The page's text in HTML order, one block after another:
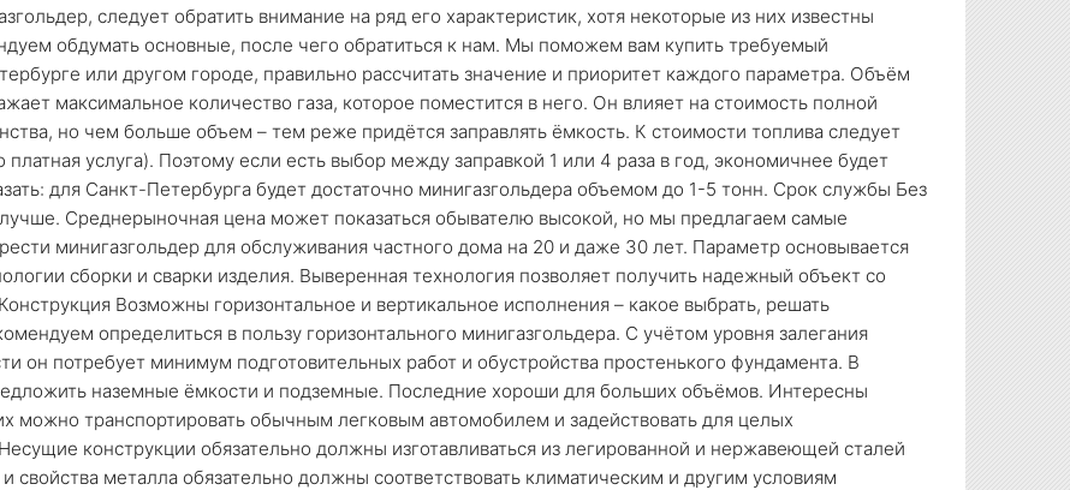
следует обратить внимание на ряд его характеристик, хотя некоторые из них известны
обдумать основные, после чего обратиться к нам. Мы поможем вам купить требуемый
или другом городе, правильно рассчитать значение и приоритет каждого параметра. Объём
максимальное количество газа, которое поместится в него. Он влияет на стоимость полной
но чем больше объем – тем реже придётся заправлять ёмкость. К стоимости топлива следует
услуга). Поэтому если есть выбор между заправкой 1 или 4 раза в год, экономичнее будет
для Санкт-Петербурга будет достаточно минигазгольдера объемом до 1-5 тонн. Срок службы Без
Среднерыночная цена может показаться обывателю высокой, но мы предлагаем самые
минигазгольдер для обслуживания частного дома на 20 и даже 30 лет. Параметр основывается
сборки и сварки изделия. Выверенная технология позволяет получить надежный объект со
Возможны горизонтальное и вертикальное исполнения – какое выбрать, решать
определиться в пользу горизонтального минигазгольдера. С учётом уровня залегания
он потребует минимум подготовительных работ и обустройства простенького фундамента. В
наземные ёмкости и подземные. Последние хороши для больших объёмов. Интересны
можно транспортировать обычным легковым автомобилем и задействовать для целых
конструкции обязательно должны изготавливаться из легированной и нержавеющей сталей
свойства металла обязательно должны соответствовать климатическим и другим условиям